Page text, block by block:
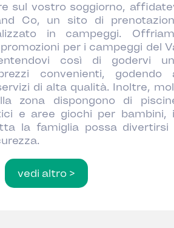
sul vostro soggiorno,
Co, un sito di
in campeggi.
per i campeggi del
così di godervi
convenienti, godendo
di alta qualità. Inoltre,
zona dispongono di
e aree giochi per bambini,
la famiglia possa divertirsi
vedi altro >